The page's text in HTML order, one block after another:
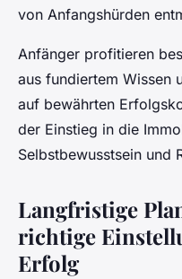
von Anfangshürden
Anfänger profitieren
aus fundiertem Wissen
auf bewährten
der Einstieg in die
Selbstbewusstsein und
Langfristige
richtige
Erfolg